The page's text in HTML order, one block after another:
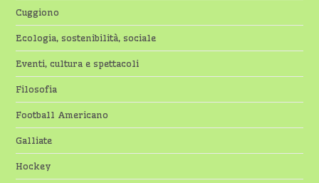
Cuggiono
Ecologia, sostenibilità, sociale
Eventi, cultura e spettacoli
Filosofia
Football Americano
Galliate
Hockey